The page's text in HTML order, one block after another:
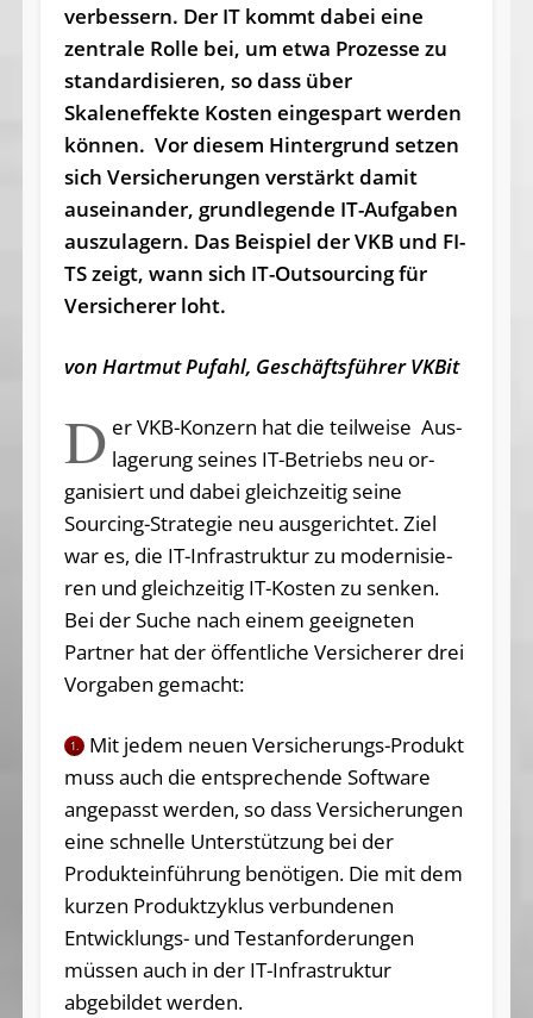
verbessern. Der IT kommt dabei eine
zentrale Rolle bei, um etwa Prozesse zu
standardisieren, so dass über
Skaleneffekte Kosten eingespart werden
können. Vor diesem Hintergrund setzen
sich Versicherungen verstärkt damit
auseinander, grundlegende IT-Aufgaben
auszulagern. Das Beispiel der VKB und FI-
TS zeigt, wann sich IT-Outsourcing für
Versicherer loht.
von Hartmut Pufahl, Geschäftsführer VKBit
D er VKB-Konzern hat die teilweise Aus­
la­gerung sei­nes IT-Betriebs neu or­
ganisiert und dabei gleichzeitig sei­ne
Sourcing-Stra­tegie neu aus­gerich­tet. Ziel
war es, die IT-Infra­struktur zu modernisie­
ren und gleichzeitig IT-Kos­ten zu senken.
Bei der Su­che nach ei­nem ge­eig­ne­ten
Partner hat der öff­entli­che Versi­che­rer drei
Vor­ga­ben gemacht:
1.
Mit jedem neuen Versicherungs-Produkt
muss auch die entsprechende Software
angepasst werden, so dass Versicherungen
eine schnelle Unterstützung bei der
Produkteinführung benötigen. Die mit dem
kurzen Produktzyklus verbundenen
Entwicklungs- und Testanforderungen
müssen auch in der IT-Infrastruktur
abgebildet werden.